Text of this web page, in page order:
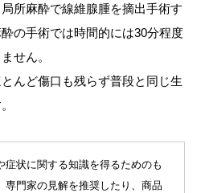
所麻酔で線維腺腫を摘出手術す
の手術では時間的には30分程度
せん。
んど傷口も残らず普段と同じ生
症状に関する知識を得るためのも
専門家の見解を推奨したり、商品